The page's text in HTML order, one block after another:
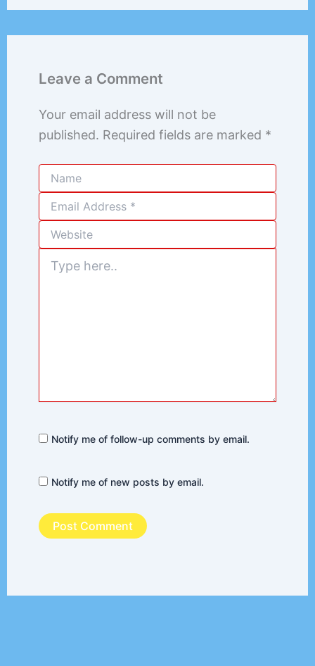
Leave a Comment
Your email address will not be
published. Required fields are marked *
here..
Notify me of follow-up comments by email.
Notify me of new posts by email.